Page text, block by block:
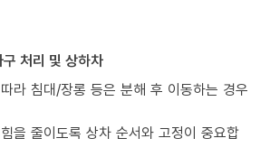
처리 및 상하차
라 침대/장롱 등은 분해 후 이동하는 경우
을 줄이도록 상차 순서와 고정이 중요합